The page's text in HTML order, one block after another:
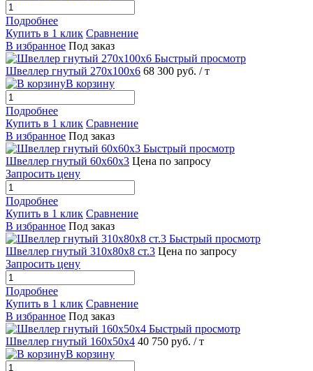
Подробнее
Купить в 1 клик Сравнение
В избранное Под заказ
Быстрый просмотр
Швеллер гнутый 270х100х6 68 300 руб. / т
В корзину
Подробнее
Купить в 1 клик Сравнение
В избранное Под заказ
Быстрый просмотр
Швеллер гнутый 60х60х3 Цена по запросу
Запросить цену
Подробнее
Купить в 1 клик Сравнение
В избранное Под заказ
Быстрый просмотр
Швеллер гнутый 310х80х8 ст.3 Цена по запросу
Запросить цену
Подробнее
Купить в 1 клик Сравнение
В избранное Под заказ
Быстрый просмотр
Швеллер гнутый 160х50х4 40 750 руб. / т
В корзину